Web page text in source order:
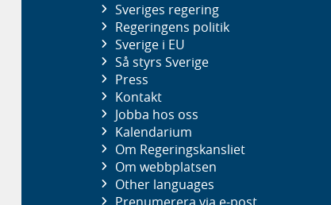
Sveriges regering
Regeringens politik
Sverige i EU
Så styrs Sverige
Press
Kontakt
Jobba hos oss
Kalendarium
Om Regeringskansliet
Om webbplatsen
Other languages